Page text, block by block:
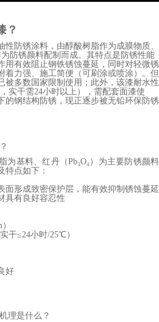
？
防锈涂料，由醇酸树脂作为成膜物质、
为防锈颜料配制而成。其特点是防锈性能
用有效阻止钢铁锈蚀蔓延，同时对轻微锈
着力强、施工简便（可刷涂或喷涂）。但
被多数国家限制使用；此外，该漆耐水性
实干需24小时以上），需配套面漆使
的钢结构防锈，现正逐步被无铅环保防锈
为基料、红丹（Pb₃O₄）为主要防锈颜料
特点如下：
面形成致密保护层，能有效抑制锈蚀蔓延
具有良好容忍性
干≤24小时/25℃）
好
理是什么？